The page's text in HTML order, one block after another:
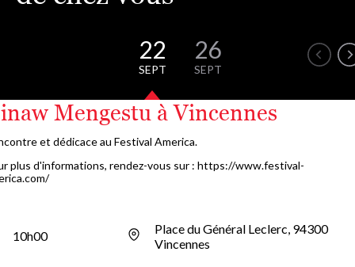
22
SEPT
26
SEPT
Mengestu à Vincennes
et dédicace au Festival America.
plus d'informations, rendez-vous sur : https://www.festival-
10h00
Place du Général Leclerc, 94300
Vincennes